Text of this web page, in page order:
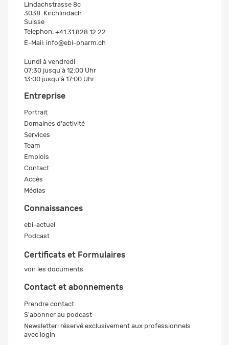
Lindachstrasse 8c
3038 Kirchlindach
Suisse
Telephon: +41 31 828 12 22
E-Mail: info@ebi-pharm.ch
Lundi à vendredi
07:30 jusqu'à 12:00 Uhr
13:00 jusqu'à 17:00 Uhr
Entreprise
Portrait
Domaines d'activité
Services
Team
Emplois
Contact
Accès
Médias
Connaissances
ebi-actuel
Podcast
Certificats et Formulaires
voir les documents
Contact et abonnements
Prendre contact
S'abonner au podcast
Newsletter: réservé exclusivement aux professionnels
avec login